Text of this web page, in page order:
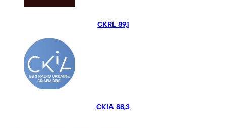
CKRL 89,1
CKIA 88,3